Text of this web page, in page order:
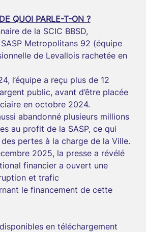
QUOI PARLE-T-ON ?
de la SCIC BBSD,
Metropolitans 92 (équipe
de Levallois rachetée en
l’équipe a reçu plus de 12
public, avant d’être placée
en octobre 2024.
abandonné plusieurs millions
au profit de la SASP, ce qui
pertes à la charge de la Ville.
2025, la presse a révélé
financier a ouvert une
et trafic
le financement de cette
en téléchargement